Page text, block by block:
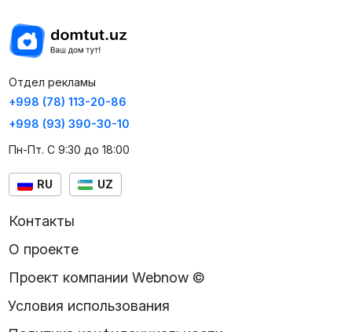
Отдел рекламы
+998 (78) 113-20-86
+998 (93) 390-30-10
Пн-Пт. С 9:30 до 18:00
RU UZ
Контакты
О проекте
Проект компании Webnow ©
Условия использования